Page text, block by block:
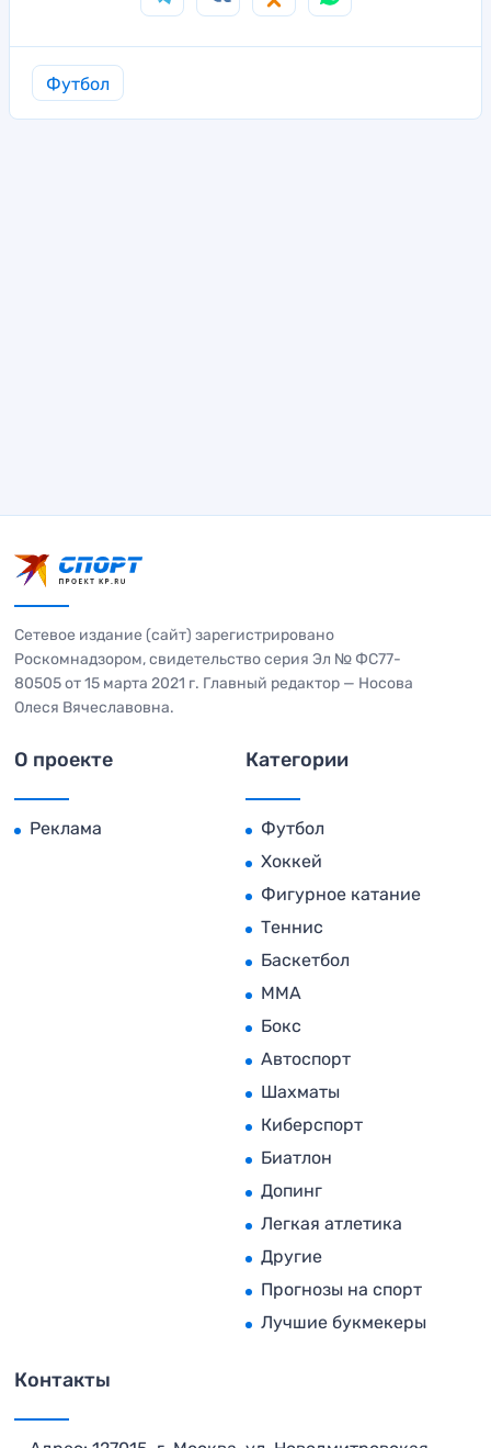
Футбол
Сетевое издание (сайт) зарегистрировано
Роскомнадзором, свидетельство серия Эл № ФС77-
80505 от 15 марта 2021 г. Главный редактор — Носова
Олеся Вячеславовна.
О проекте
Реклама
Категории
Футбол
Хоккей
Фигурное катание
Теннис
Баскетбол
MMA
Бокс
Автоспорт
Шахматы
Киберспорт
Биатлон
Допинг
Легкая атлетика
Другие
Прогнозы на спорт
Лучшие букмекеры
Контакты